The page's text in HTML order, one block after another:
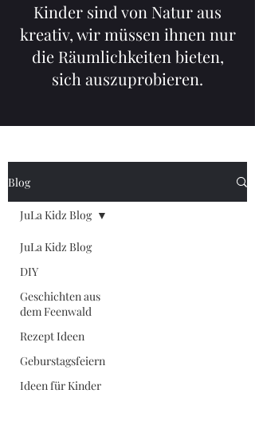
Kinder sind von Natur aus
kreativ, wir müssen ihnen nur
die Räumlichkeiten bieten,
sich auszuprobieren.
Blog
JuLa Kidz Blog
DIY
Geschichten aus
dem Feenwald
Rezept Ideen
Geburstagsfeiern
Ideen für Kinder
JuLa Kidz Blog